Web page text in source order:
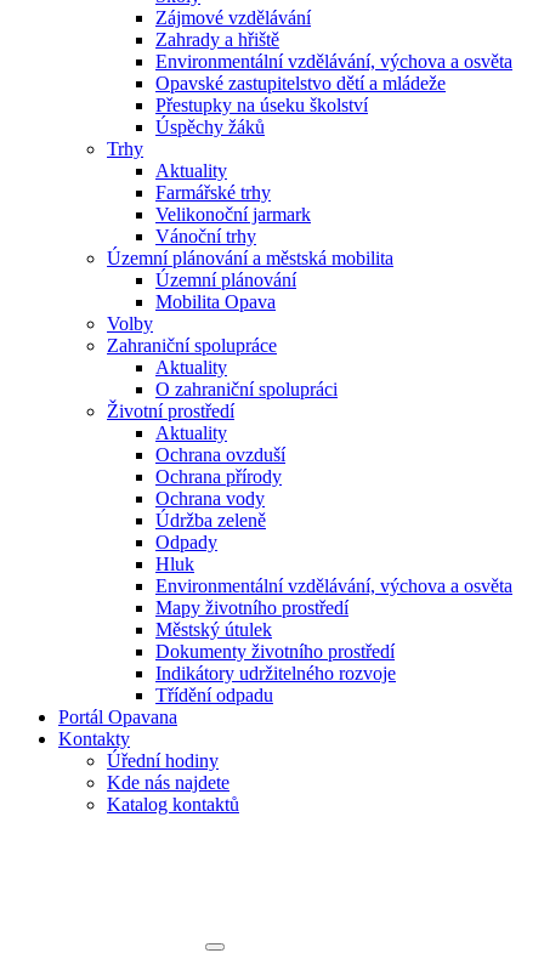
Zájmové vzdělávání
Zahrady a hřiště
Environmentální vzdělávání, výchova a osvěta
Opavské zastupitelstvo dětí a mládeže
Přestupky na úseku školství
Úspěchy žáků
Trhy
Aktuality
Farmářské trhy
Velikonoční jarmark
Vánoční trhy
Územní plánování a městská mobilita
Územní plánování
Mobilita Opava
Volby
Zahraniční spolupráce
Aktuality
O zahraniční spolupráci
Životní prostředí
Aktuality
Ochrana ovzduší
Ochrana přírody
Ochrana vody
Údržba zeleně
Odpady
Hluk
Environmentální vzdělávání, výchova a osvěta
Mapy životního prostředí
Městský útulek
Dokumenty životního prostředí
Indikátory udržitelného rozvoje
Třídění odpadu
Portál Opavana
Kontakty
Úřední hodiny
Kde nás najdete
Katalog kontaktů